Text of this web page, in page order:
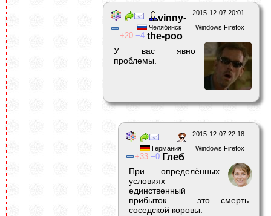
2015-12-07 20:01
Windows Firefox
Челябинск
20 4
vinny-
the-poo
У вас явно
проблемы.
2015-12-07 22:18
Windows Firefox
Германия
33 0 Глeб
При определённых
условиях
единственный
прибыток — это смерть
соседской коровы.